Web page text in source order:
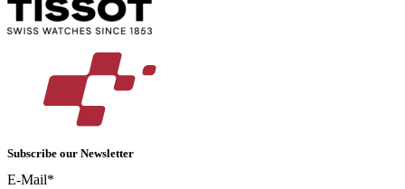
Subscribe our Newsletter
E-Mail*